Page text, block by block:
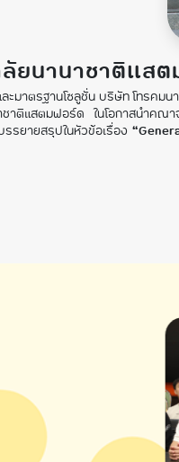
ยนานาชาติแส
ะมาตรฐานโซลูชั่น บริษัท โทรคม
ชาติแสตมฟอร์ด ในโอกาสนำ
รยายสรุปในหัวข้อเรื่อง